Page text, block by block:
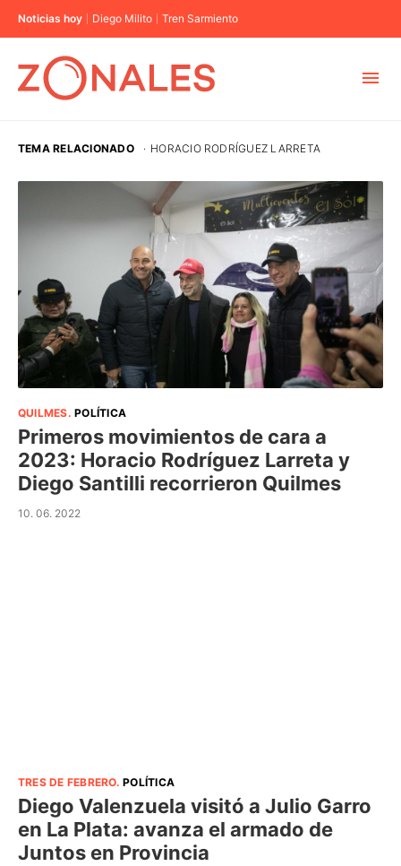
Noticias hoy Diego Milito Tren Sarmiento
CABA
PROVINCIAS
ELECCIONES 2023
TEMA RELACIONADO · HORACIO RODRÍGUEZ LARRETA
QUILMES.POLÍTICA
Primeros movimientos de cara a
2023: Horacio Rodríguez Larreta y
Diego Santilli recorrieron Quilmes
10. 06. 2022
TRES DE FEBRERO.POLÍTICA
Diego Valenzuela visitó a Julio Garro
en La Plata: avanza el armado de
Juntos en Provincia